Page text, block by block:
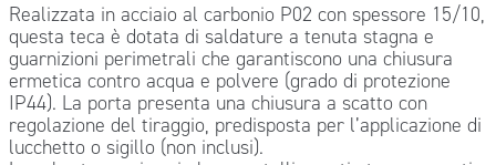
Realizzata in acciaio al carbonio P02 con spessore 15/10,
questa teca è dotata di saldature a tenuta stagna e
guarnizioni perimetrali che garantiscono una chiusura
ermetica contro acqua e polvere (grado di protezione
IP44). La porta presenta una chiusura a scatto con
regolazione del tiraggio, predisposta per l’applicazione di
lucchetto o sigillo (non inclusi).